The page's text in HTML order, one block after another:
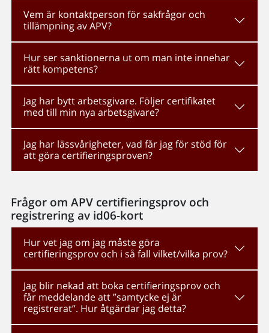
Vem är kontaktperson för sakfrågor och
tillämpning av APV?
Hur ser sanktionerna ut om man inte innehar
rätt kompetens?
Jag har bytt arbetsgivare. Följer certifikatet
med till min nya arbetsgivare?
Jag har lässvårigheter, vad får jag för stöd för
att göra certifieringsproven?
Frågor om APV certifieringsprov och
registrering av id06-kort
Hur vet jag om jag måste göra
certifieringsprov och i så fall vilket/vilka prov?
Jag blir nekad att boka certifieringsprov och
får meddelande att ”samtycke ej är
registrerat”. Hur åtgärdar jag detta?